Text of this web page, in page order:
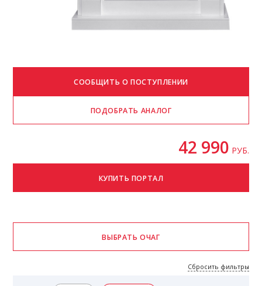
42 990 РУБ.
Сбросить фильтры